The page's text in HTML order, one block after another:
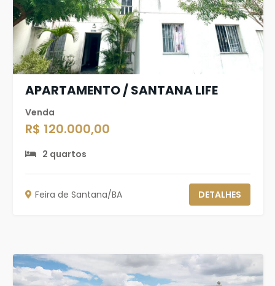
APARTAMENTO / SANTANA LIFE
Venda
R$ 120.000,00
2 quartos
Feira de Santana/BA DETALHES